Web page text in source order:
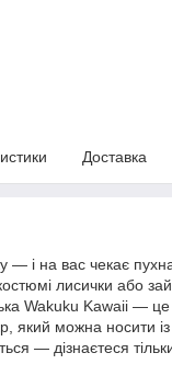
Доставка
— і на вас чекає
лисички або
Wakuku Kawaii — це
який можна носити
— дізнаєтеся